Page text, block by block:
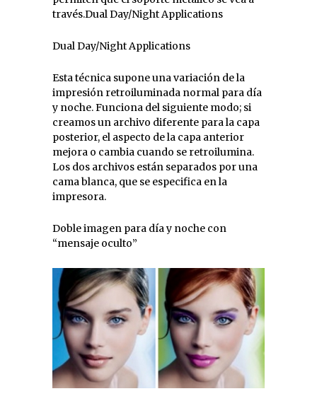
través.Dual Day/Night Applications
Dual Day/Night Applications
Esta técnica supone una variación de la
impresión retroiluminada normal para día
y noche. Funciona del siguiente modo; si
creamos un archivo diferente para la capa
posterior, el aspecto de la capa anterior
mejora o cambia cuando se retroilumina.
Los dos archivos están separados por una
cama blanca, que se especifica en la
impresora.
Doble imagen para día y noche con
“mensaje oculto”